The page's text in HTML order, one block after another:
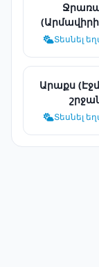
Տեսնել
Արաքս
Տեսնել